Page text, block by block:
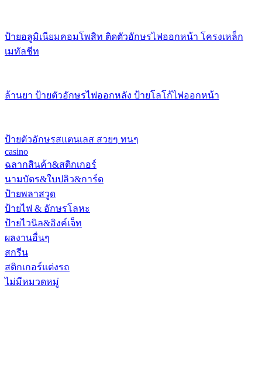
ป้ายอลูมิเนียมคอมโพสิท ติดตัวอักษรไฟออกหน้า โครงเหล็ก
เมทัลชีท
ล้านยา ป้ายตัวอักษรไฟออกหลัง ป้ายโลโก้ไฟออกหน้า
ป้ายตัวอักษรสแตนเลส สวยๆ ทนๆ
casino
ฉลากสินค้า&สติกเกอร์
นามบัตร&ใบปลิว&การ์ด
ป้ายพลาสวูด
ป้ายไฟ & อักษรโลหะ
ป้ายไวนิล&อิงค์เจ็ท
ผลงานอื่นๆ
สกรีน
สติกเกอร์แต่งรถ
ไม่มีหมวดหมู่